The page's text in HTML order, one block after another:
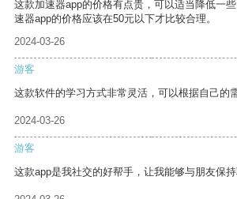
这款加速器app的价格有点贵，可以适当降低一
速器app的价格应该在50元以下才比较合理。
2024-03-26
游客
这款软件的学习方式非常灵活，可以根据自己的
2024-03-26
游客
这款app是我社交的好帮手，让我能够与朋友保持